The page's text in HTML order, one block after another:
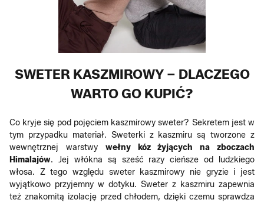
SWETER KASZMIROWY – DLACZEGO
WARTO GO KUPIĆ?
Co kryje się pod pojęciem kaszmirowy sweter? Sekretem jest w
tym przypadku materiał. Sweterki z kaszmiru są tworzone z
wewnętrznej warstwy wełny kóz żyjących na zboczach
Himalajów. Jej włókna są sześć razy cieńsze od ludzkiego
włosa. Z tego względu sweter kaszmirowy nie gryzie i jest
wyjątkowo przyjemny w dotyku. Sweter z kaszmiru zapewnia
też znakomitą izolację przed chłodem, dzięki czemu sprawdza